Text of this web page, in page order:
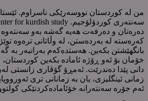
من لە کوردستان نووسەرێکی ناسراوم.
دەرەتان و دەرفەت هەیە گەشە بەو سەنتەوە
کەرەستە لە بەردەستن، لە وڵاتانی ترەوە
بانگهێشتن بکەین. هەستدەکەم بەرانبەر بە
خۆمان بۆ ئەو ڕۆژە ئامادە بکەین کوردستان،
دانی پێدا دەندرێت. ئەمڕۆ گۆڤاری زانستی
زمانی ئینگلیزی، یان بە زمانانی تری
ئەم جۆرە سەنتەرانە خۆئامادەکردنێکی